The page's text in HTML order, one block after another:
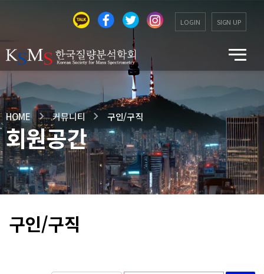
LOGIN SIGN UP
HOME 커뮤니티 구인/구직
회원공간
구인/구직